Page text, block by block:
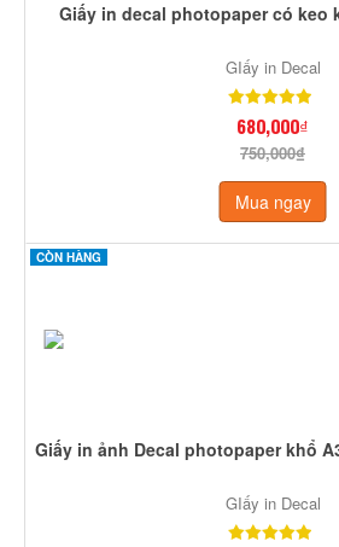
Giấy in decal photopaper có keo
GIấy in Decal
680,000₫
750,000₫
Mua ngay
CÒN HÀNG
Giấy in ảnh Decal photopaper khổ
GIấy in Decal